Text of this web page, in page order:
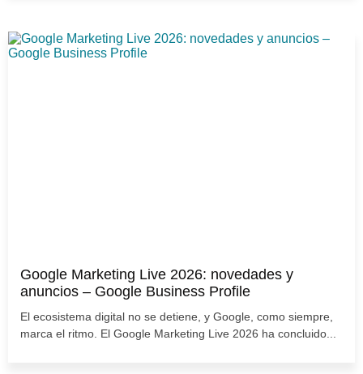
Google Marketing Live 2026: novedades y
anuncios – Google Business Profile
El ecosistema digital no se detiene, y Google, como siempre,
marca el ritmo. El Google Marketing Live 2026 ha concluido...